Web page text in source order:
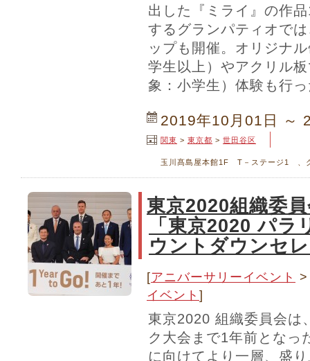
出した『ミライ』の作
するグランパティオで
ップも開催。オリジナ
学生以上）やアクリル
象：小学生）体験も行
2019年10月01日 ～
関東 > 東京都 > 世田谷区
玉川髙島屋本館1F T－ステージ1 、
東京2020組織委
「東京2020 パ
ウントダウンセ
[アニバーサリーイベント
イベント ]
東京2020 組織委員会は
ク大会まで1年前となっ
に向けてより一層、盛